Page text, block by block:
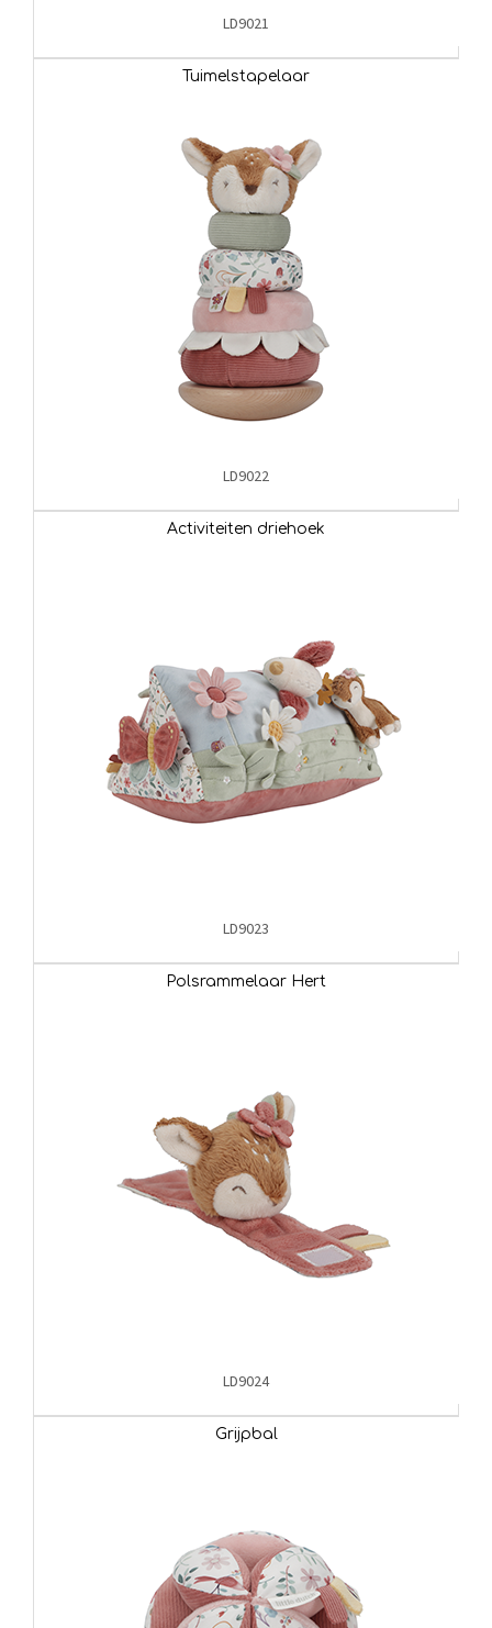
LD9021
Tuimelstapelaar
LD9022
Activiteiten driehoek
LD9023
Polsrammelaar Hert
LD9024
Grijpbal